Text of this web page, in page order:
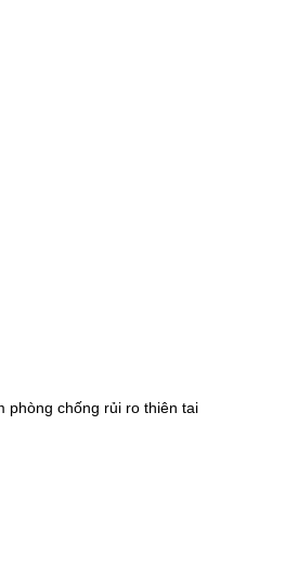
phòng chống rủi ro thiên tai